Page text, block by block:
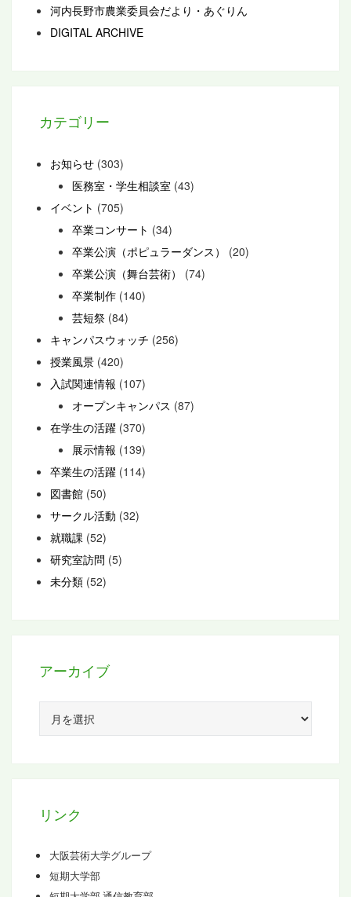
河内長野市農業委員会だより・あぐりん
DIGITAL ARCHIVE
カテゴリー
お知らせ (303)
医務室・学生相談室 (43)
イベント (705)
卒業コンサート (34)
卒業公演（ポピュラーダンス）
(20)
卒業公演（舞台芸術）
(74)
卒業制作 (140)
芸短祭 (84)
キャンパスウォッチ (256)
授業風景 (420)
入試関連情報 (107)
オープンキャンパス (87)
在学生の活躍 (370)
展示情報 (139)
卒業生の活躍 (114)
図書館 (50)
サークル活動 (32)
就職課 (52)
研究室訪問 (5)
未分類 (52)
アーカイブ
カ
リンク
大阪芸術大学グループ
短期大学部